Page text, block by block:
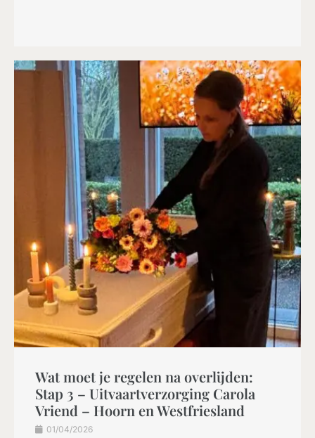
Wat moet je regelen na overlijden:
Stap 3 – Uitvaartverzorging Carola
Vriend – Hoorn en Westfriesland
01/04/2026